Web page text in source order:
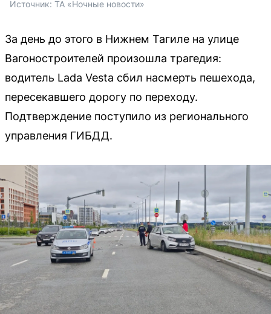
Источник: ТА «Ночные новости»
За день до этого в Нижнем Тагиле на улице
Вагоностроителей произошла трагедия:
водитель Lada Vesta сбил насмерть пешехода,
пересекавшего дорогу по переходу.
Подтверждение поступило из регионального
управления ГИБДД.